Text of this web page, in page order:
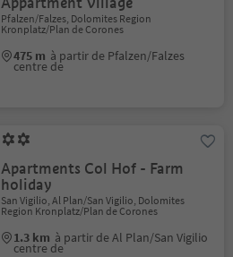
Pfalzen/Falzes, Dolomites Region
Kronplatz/Plan de Corones
475 m à partir de Pfalzen/Falzes
centre de
Apartments Col Hof - Farm
holiday
San Vigilio, Al Plan/San Vigilio, Dolomites
Region Kronplatz/Plan de Corones
1.3 km à partir de Al Plan/San Vigilio
centre de